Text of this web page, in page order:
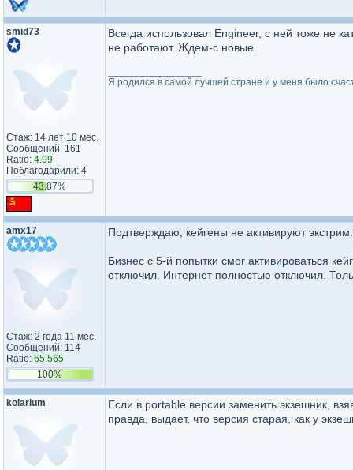
smid73
Стаж: 14 лет 10 мес.
Сообщений: 161
Ratio: 4.99
Поблагодарили: 4
43.87%
Всегда использовал Engineer, с ней тоже не
не работают. Ждем-с новые.
Я родился в самой лучшей стране и у меня было
amx17
Стаж: 2 года 11 мес.
Сообщений: 114
Ratio: 65.565
100%
Подтверждаю, кейгены не активируют
Бизнес с 5-й попытки смог активироваться
отключил. Интернет полностью отключил.
kolarium
Если в portable версии заменить экзешник,
правда, выдает, что версия старая, как у